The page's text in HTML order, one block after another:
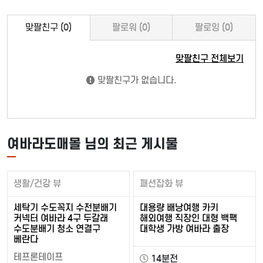
맞팔친구 (0) 팔로워 (0) 팔로잉 (0)
맞팔친구 전체보기
맞팔친구가 없습니다.
여바라도매몰 님의 최근 게시물
생활/건강 뷰
세탁기 수도꼭지 수전분배기
커넥터 여바라 4구 두갈래
수도분배기 청소 연결구
베란다
테프론테이프
패션잡화 뷰
대용량 배낭여행 카키
해외여행 직장인 대형 백팩
대학생 가방 여바라 출장
14분전